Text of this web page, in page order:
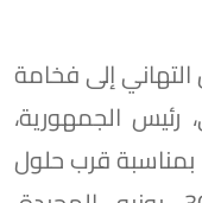
إلى فخامة
رئيس الجمهورية،
قرب حلول